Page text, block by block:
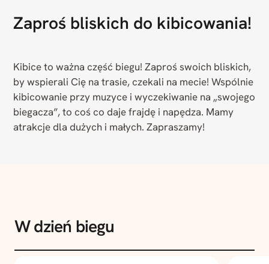
Zaproś bliskich do kibicowania!
Kibice to ważna część biegu! Zaproś swoich bliskich,
by wspierali Cię na trasie, czekali na mecie! Wspólnie
kibicowanie przy muzyce i wyczekiwanie na „swojego
biegacza”, to coś co daje frajdę i napędza. Mamy
atrakcje dla dużych i małych. Zapraszamy!
W dzień biegu